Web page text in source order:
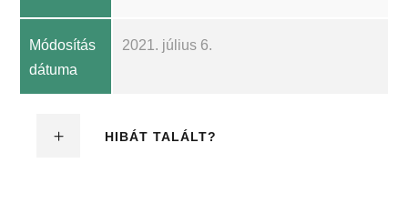
Módosítás
dátuma
2021. július 6.
HIBÁT TALÁLT?